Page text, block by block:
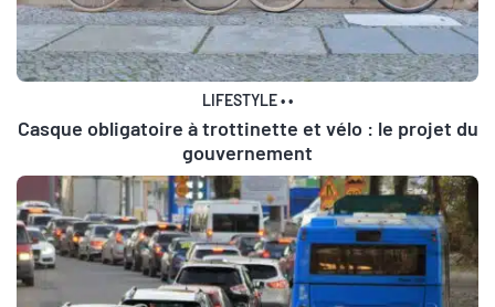
LIFESTYLE••
Casque obligatoire à trottinette et vélo : le projet du
gouvernement